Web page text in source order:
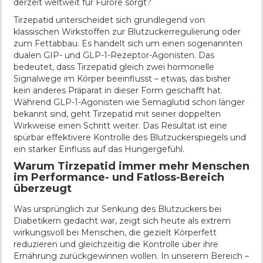
derzeit weltweit für Furore sorgt?
Tirzepatid unterscheidet sich grundlegend von
klassischen Wirkstoffen zur Blutzuckerregulierung oder
zum Fettabbau. Es handelt sich um einen sogenannten
dualen GIP- und GLP-1-Rezeptor-Agonisten. Das
bedeutet, dass Tirzepatid gleich zwei hormonelle
Signalwege im Körper beeinflusst – etwas, das bisher
kein anderes Präparat in dieser Form geschafft hat.
Während GLP-1-Agonisten wie Semaglutid schon länger
bekannt sind, geht Tirzepatid mit seiner doppelten
Wirkweise einen Schritt weiter. Das Resultat ist eine
spürbar effektivere Kontrolle des Blutzuckerspiegels und
ein starker Einfluss auf das Hungergefühl.
Warum Tirzepatid immer mehr Menschen
im Performance- und Fatloss-Bereich
überzeugt
Was ursprünglich zur Senkung des Blutzuckers bei
Diabetikern gedacht war, zeigt sich heute als extrem
wirkungsvoll bei Menschen, die gezielt Körperfett
reduzieren und gleichzeitig die Kontrolle über ihre
Ernährung zurückgewinnen wollen. In unserem Bereich –